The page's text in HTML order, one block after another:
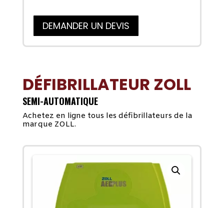
+
entièrement
DEMANDER UN DEVIS
DÉFIBRILLATEUR ZOLL
SEMI-AUTOMATIQUE
Achetez en ligne tous les défibrillateurs de la
marque ZOLL.